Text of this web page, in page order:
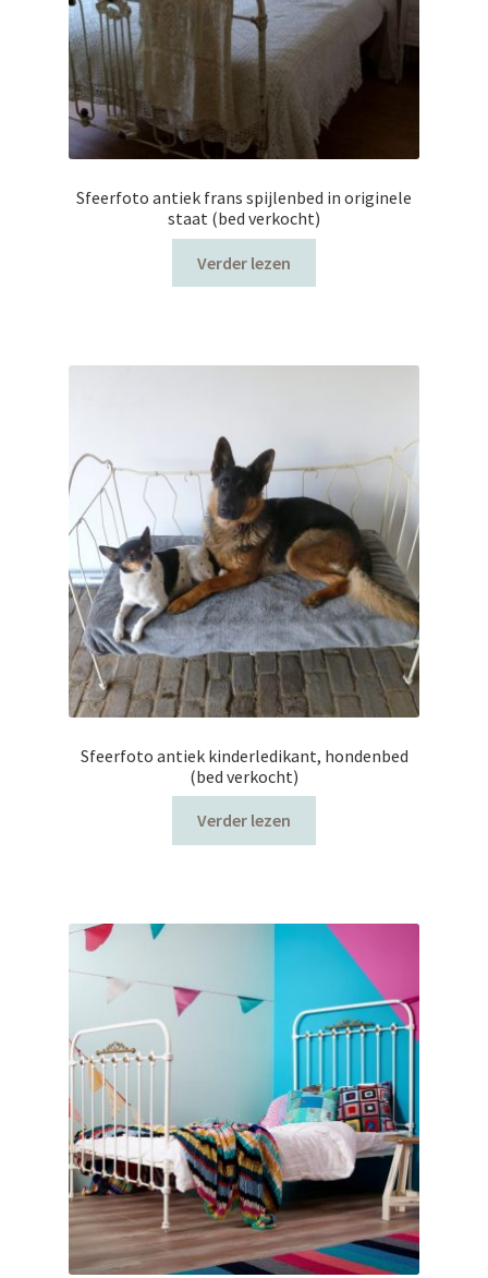
Sfeerfoto antiek frans spijlenbed in originele
staat (bed verkocht)
Verder lezen
Sfeerfoto antiek kinderledikant, hondenbed
(bed verkocht)
Verder lezen